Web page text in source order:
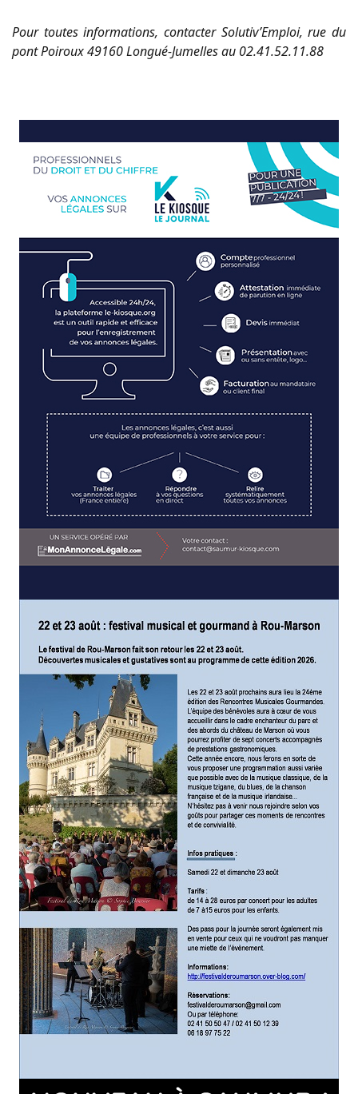
Pour toutes informations, contacter Solutiv’Emploi, rue du
pont Poiroux 49160 Longué-Jumelles au 02.41.52.11.88